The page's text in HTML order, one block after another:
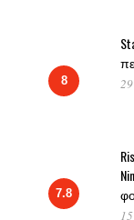
8
7.8